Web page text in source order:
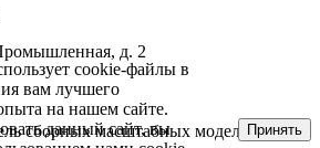
д. 2
сборных масштабных моделей
cookie-файлы в
вам лучшего
на нашем сайте.
данный сайт, вы
Принять